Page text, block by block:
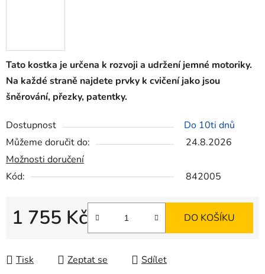
Tato kostka je určena k rozvoji a udržení jemné motoriky.
Na každé straně najdete prvky k cvičení jako jsou
šněrování, přezky, patentky.
Dostupnost
Do 10ti dnů
Můžeme doručit do:
24.8.2026
Možnosti doručení
Kód:
842005
1 755 Kč DO KOŠÍKU
Tisk Zeptat se Sdílet